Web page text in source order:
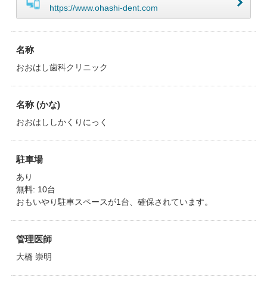
https://www.ohashi-dent.com
名称
おおはし歯科クリニック
名称 (かな)
おおはししかくりにっく
駐車場
あり
無料: 10台
おもいやり駐車スペースが1台、確保されています。
管理医師
大橋 崇明